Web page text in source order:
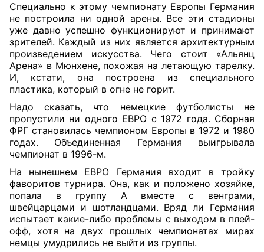
Специально к этому чемпионату Европы Германия
не построила ни одной арены. Все эти стадионы
уже давно успешно функционируют и принимают
зрителей. Каждый из них является архитектурным
произведением искусства. Чего стоит «Альянц
Арена» в Мюнхене, похожая на летающую тарелку.
И, кстати, она построена из специального
пластика, который в огне не горит.
Надо сказать, что немецкие футболисты не
пропустили ни одного ЕВРО с 1972 года. Сборная
ФРГ становилась чемпионом Европы в 1972 и 1980
годах. Объединенная Германия выигрывала
чемпионат в 1996-м.
На нынешнем ЕВРО Германия входит в тройку
фаворитов турнира. Она, как и положено хозяйке,
попала в группу А вместе с венграми,
швейцарцами и шотландцами. Вряд ли Германия
испытает какие-либо проблемы с выходом в плей-
офф, хотя на двух прошлых чемпионатах мирах
немцы умудрились не выйти из группы.